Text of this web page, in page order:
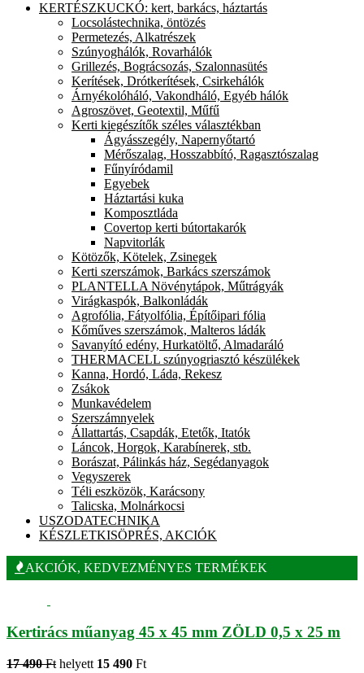
KERTÉSZKUCKÓ: kert, barkács, háztartás
Locsolástechnika, öntözés
Permetezés, Alkatrészek
Szúnyoghálók, Rovarhálók
Grillezés, Bográcsozás, Szalonnasütés
Kerítések, Drótkerítések, Csirkehálók
Árnyékolóháló, Vakondháló, Egyéb hálók
Agroszövet, Geotextil, Műfű
Kerti kiegészítők széles választékban
Ágyásszegély, Napernyőtartó
Mérőszalag, Hosszabbító, Ragasztószalag
Fűnyíródamil
Egyebek
Háztartási kuka
Komposztláda
Covertop kerti bútortakarók
Napvitorlák
Kötözők, Kötelek, Zsinegek
Kerti szerszámok, Barkács szerszámok
PLANTELLA Növénytápok, Műtrágyák
Virágkaspók, Balkonládák
Agrofólia, Fátyolfólia, Építőipari fólia
Kőműves szerszámok, Malteros ládák
Savanyító edény, Hurkatöltő, Almadaráló
THERMACELL szúnyogriasztó készülékek
Kanna, Hordó, Láda, Rekesz
Zsákok
Munkavédelem
Szerszámnyelek
Állattartás, Csapdák, Etetők, Itatók
Láncok, Horgok, Karabínerek, stb.
Borászat, Pálinkás ház, Segédanyagok
Vegyszerek
Téli eszközök, Karácsony
Talicska, Molnárkocsi
USZODATECHNIKA
KÉSZLETKISÖPRÉS, AKCIÓK
AKCIÓK, KEDVEZMÉNYES TERMÉKEK
Kertirács műanyag 45 x 45 mm ZÖLD 0,5 x 25 m
17 490 Ft helyett 15 490 Ft